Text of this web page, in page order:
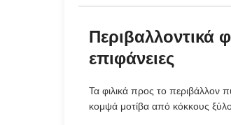
Περιβαλλοντικά
επιφάνειες
Τα φιλικά προς το περιβάλλον
κομψά μοτίβα από κόκκους